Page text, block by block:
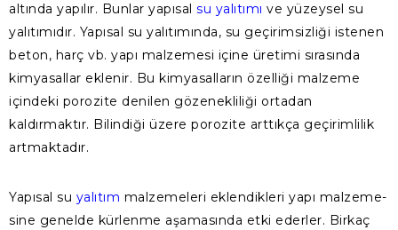
altında yapılır. Bunlar yapısal su yalıtımı ve yüzeysel su
yalıtımıdır. Yapısal su yalıtımında, su geçirimsizliği istenen
beton, harç vb. yapı malzemesi içine üretimi sırasında
kimyasallar eklenir. Bu kimyasalların özelliği malzeme
içindeki porozite denilen gözenekliliği ortadan
kaldırmaktır. Bilindiği üzere porozite arttıkça geçirimlilik
artmaktadır.
Yapısal su yalıtım malzemeleri eklendikleri yapı malzeme-
sine genelde kürlenme aşamasında etki ederler. Birkaç